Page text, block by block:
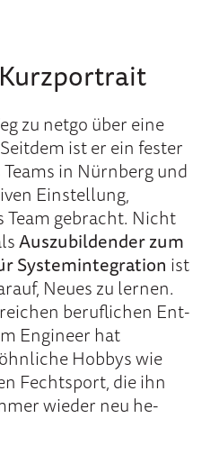
zu netgo über eine
ist er ein fes­ter
in Nürn­berg und
Ein­stellung,
gebracht. Nicht
Aus­zubil­den­der zum
Sys­tem­inte­gration ist
Neues zu ler­nen.
be­ruf­lichen Ent­
Engineer hat
Hobbys wie
Fecht­sport, die ihn
wie­der neu he­